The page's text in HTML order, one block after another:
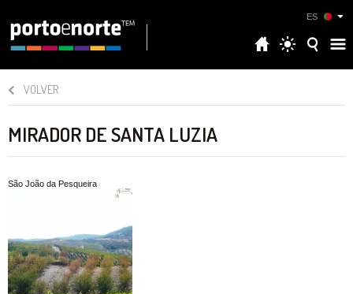
ES
VOLVER
MIRADOR DE SANTA LUZIA
São João da Pesqueira